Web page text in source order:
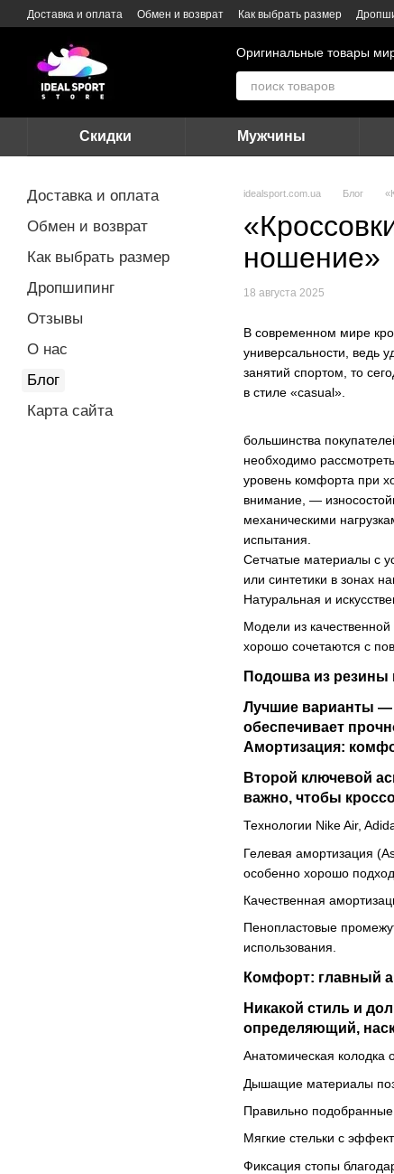
Перейти к основному контенту
Доставка и оплата Обмен и возврат Как выбрать размер
Оригинальные товары
Скидки Мужчины
idealsport.com.ua Блог
ношение»
18 августа 2025
В современном мире
универсальности, ведь
занятий спортом, то
в стиле «casual».
большинства
необходимо
уровень комфорта при
внимание, —
механическими
испытания.
Сетчатые материалы с
или синтетики в зонах
Натуральная и
Модели из
хорошо сочетаются с
Подошва из резины
Лучшие варианты —
обеспечивает
Амортизация:
Второй ключевой
важно, чтобы
Технологии Nike Air,
Гелевая амортизация
особенно хорошо
Качественная
Пенопластовые
использования.
Комфорт: главный
Никакой стиль и
определяющий,
Анатомическая колодка
Дышащие материалы
Правильно подобранные
Мягкие стельки с
Фиксация стопы
Доставка и оплата
Обмен и возврат
Как выбрать размер
Дропшипинг
Отзывы
О нас
Блог
Карта сайта